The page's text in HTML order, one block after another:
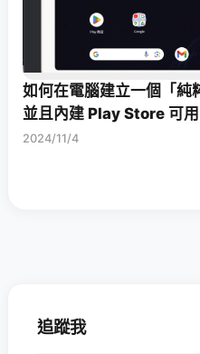
如何在電腦建立一個「
並且內建 Play Store 可用
2024/11/4
追蹤我